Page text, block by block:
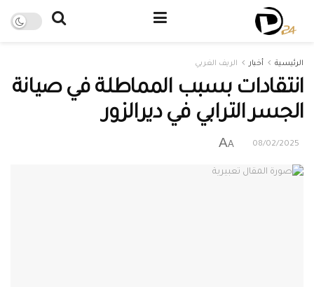
الرئيسية أخبار الريف الغربي
انتقادات بسبب المماطلة في صيانة
الجسر الترابي في ديرالزور
08/02/2025
A
A